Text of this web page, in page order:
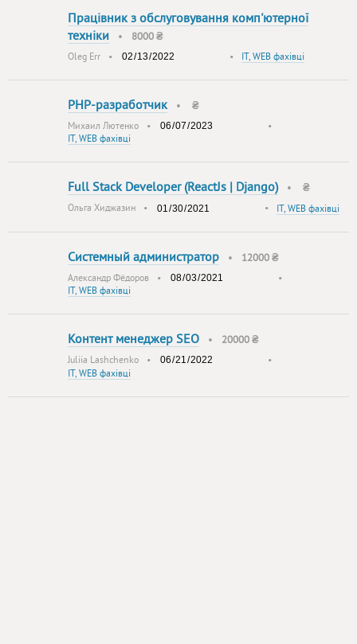
Працівник з обслуговування комп'ютерної
техніки • 8000 ₴
Oleg Err • • IT, WEB фахівці
PHP-разработчик• ₴
Михаил Лютенко •
•
IT, WEB фахівці
Full Stack Developer (ReactJs | Django)• ₴
Ольга Хиджазин • • IT, WEB фахівці
Системный администратор • 12000 ₴
Александр Фёдоров •
•
IT, WEB фахівці
Контент менеджер SEO • 20000 ₴
Juliia Lashchenko •
•
IT, WEB фахівці